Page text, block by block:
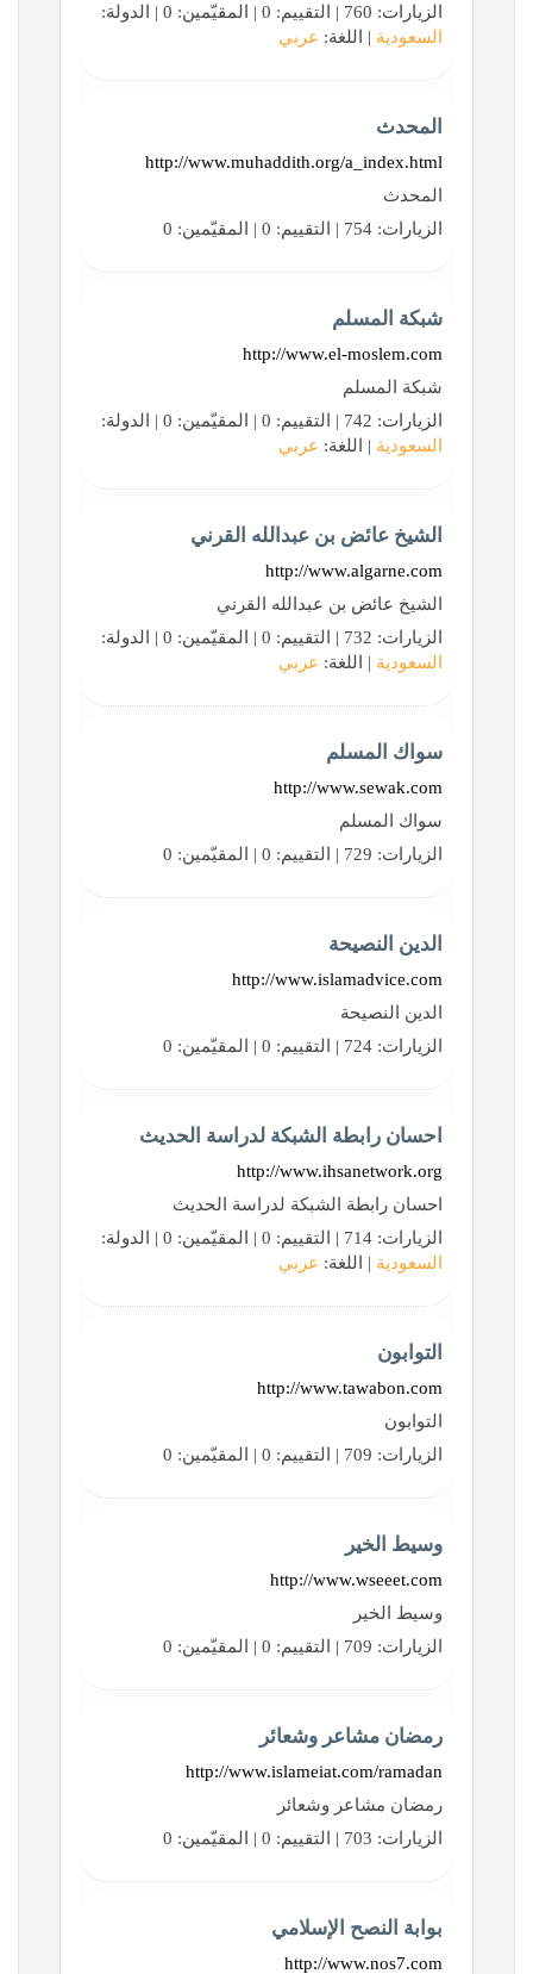
الزيارات: 760 | التقييم: 0 | المقيّمين: 0 | الدولة:
السعودية | اللغة: عربي
المحدث
http://www.muhaddith.org/a_index.html
المحدث
الزيارات: 754 | التقييم: 0 | المقيّمين: 0
شبكة المسلم
http://www.el-moslem.com
شبكة المسلم
الزيارات: 742 | التقييم: 0 | المقيّمين: 0 | الدولة:
السعودية | اللغة: عربي
الشيخ عائض بن عبدالله القرني
http://www.algarne.com
الشيخ عائض بن عبدالله القرني
الزيارات: 732 | التقييم: 0 | المقيّمين: 0 | الدولة:
السعودية | اللغة: عربي
سواك المسلم
http://www.sewak.com
سواك المسلم
الزيارات: 729 | التقييم: 0 | المقيّمين: 0
الدين النصيحة
http://www.islamadvice.com
الدين النصيحة
الزيارات: 724 | التقييم: 0 | المقيّمين: 0
احسان رابطة الشبكة لدراسة الحديث
http://www.ihsanetwork.org
احسان رابطة الشبكة لدراسة الحديث
الزيارات: 714 | التقييم: 0 | المقيّمين: 0 | الدولة:
السعودية | اللغة: عربي
التوابون
http://www.tawabon.com
التوابون
الزيارات: 709 | التقييم: 0 | المقيّمين: 0
وسيط الخير
http://www.wseeet.com
وسيط الخير
الزيارات: 709 | التقييم: 0 | المقيّمين: 0
رمضان مشاعر وشعائر
http://www.islameiat.com/ramadan
رمضان مشاعر وشعائر
الزيارات: 703 | التقييم: 0 | المقيّمين: 0
بوابة النصح الإسلامي
http://www.nos7.com